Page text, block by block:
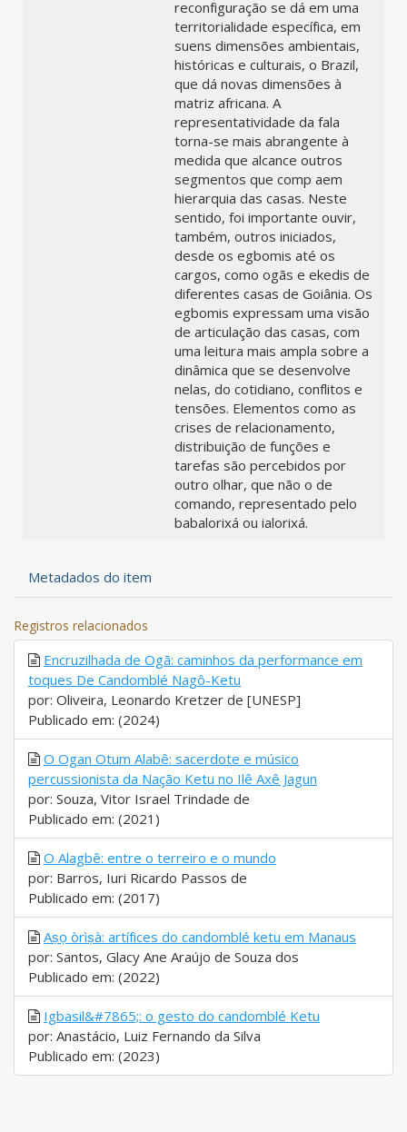
reconfiguração se dá em uma
territorialidade específica, em
suens dimensões ambientais,
históricas e culturais, o Brazil,
que dá novas dimensões à
matriz africana. A
representatividade da fala
torna-se mais abrangente à
medida que alcance outros
segmentos que comp aem
hierarquia das casas. Neste
sentido, foi importante ouvir,
também, outros iniciados,
desde os egbomis até os
cargos, como ogãs e ekedis de
diferentes casas de Goiânia. Os
egbomis expressam uma visão
de articulação das casas, com
uma leitura mais ampla sobre a
dinâmica que se desenvolve
nelas, do cotidiano, conflitos e
tensões. Elementos como as
crises de relacionamento,
distribuição de funções e
tarefas são percebidos por
outro olhar, que não o de
comando, representado pelo
babalorixá ou ialorixá.
Metadados do item
Registros relacionados
Encruzilhada de Ogã: caminhos da performance em
toques De Candomblé Nagô-Ketu
por: Oliveira, Leonardo Kretzer de [UNESP]
Publicado em: (2024)
O Ogan Otum Alabê: sacerdote e músico
percussionista da Nação Ketu no Ilê Axê Jagun
por: Souza, Vitor Israel Trindade de
Publicado em: (2021)
O Alagbê: entre o terreiro e o mundo
por: Barros, Iuri Ricardo Passos de
Publicado em: (2017)
Aṣọ òrìṣà: artífices do candomblé ketu em Manaus
por: Santos, Glacy Ane Araújo de Souza dos
Publicado em: (2022)
Igbasil&#7865;: o gesto do candomblé Ketu
por: Anastácio, Luiz Fernando da Silva
Publicado em: (2023)